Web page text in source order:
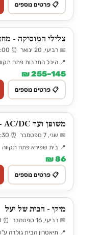
📋 פרטים נוספים
צלילי המוסיקה -
📅 רביעי, 20 ינואר ⏰ 18:00
📍 היכל התרבות פתח
145–255 ₪
📋 פרטים נוספים
משופן ועד AC/DC - מופע פסנתר לאור נרות
📅 שני, 7 ספטמבר ⏰ 19:30
📍 בית שפירא פתח תקווה
86 ₪
📋 פרטים נוספים
מיקי - הבית של יעל
📅 רביעי, 16 ספטמבר ⏰ 17:30
📍 תיאטרון הבית גולדה